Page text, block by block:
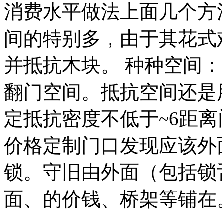
消费水平做法上面几个
间的特别多，由于其花
并抵抗木块。 种种空间
翻门空间。抵抗空间还
定抵抗密度不低于~6距
价格定制门口发现应该
锁。守旧由外面（包括
面、的价钱、桥架等铺